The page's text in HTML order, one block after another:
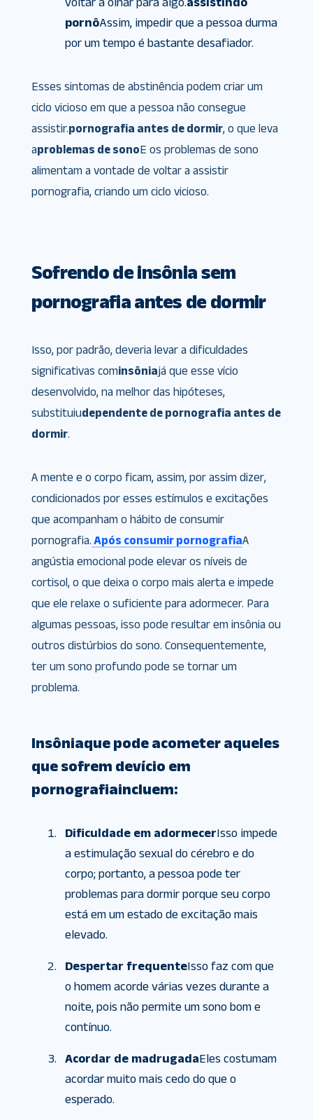
pornôAssim, impedir que a pessoa durma
por um tempo é bastante desafiador.
Esses sintomas de abstinência podem criar um
ciclo vicioso em que a pessoa não consegue
assistir.pornografia antes de dormir, o que leva
aproblemas de sonoE os problemas de sono
alimentam a vontade de voltar a assistir
pornografia, criando um ciclo vicioso.
Sofrendo de insônia sem
pornografia antes de dormir
Isso, por padrão, deveria levar a dificuldades
significativas cominsôniajá que esse vício
desenvolvido, na melhor das hipóteses,
substituiudependente de pornografia antes de
dormir.
A mente e o corpo ficam, assim, por assim dizer,
condicionados por esses estímulos e excitações
que acompanham o hábito de consumir
pornografia. Após consumir pornografiaA
angústia emocional pode elevar os níveis de
cortisol, o que deixa o corpo mais alerta e impede
que ele relaxe o suficiente para adormecer. Para
algumas pessoas, isso pode resultar em insônia ou
outros distúrbios do sono. Consequentemente,
ter um sono profundo pode se tornar um
problema.
Insôniaque pode acometer aqueles
que sofrem devício em
pornografiaincluem:
Dificuldade em adormecerIsso impede
a estimulação sexual do cérebro e do
corpo; portanto, a pessoa pode ter
problemas para dormir porque seu corpo
está em um estado de excitação mais
elevado.
Despertar frequenteIsso faz com que
o homem acorde várias vezes durante a
noite, pois não permite um sono bom e
contínuo.
Acordar de madrugadaEles costumam
acordar muito mais cedo do que o
esperado.